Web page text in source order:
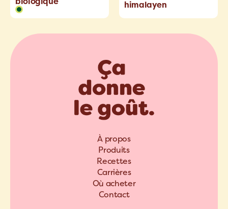
himalayen
À propos
Produits
Recettes
Carrières
Où acheter
Contact